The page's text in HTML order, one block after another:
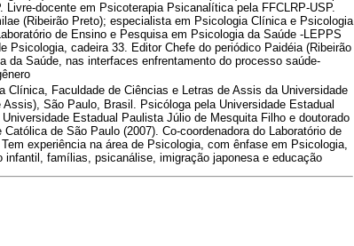
docente em Psicoterapia Psicanalítica pela FFCLRP-USP.
(Ribeirão Preto); especialista em Psicologia Clínica e Psicologia
de Ensino e Pesquisa em Psicologia da Saúde -LEPPS
Psicologia, cadeira 33. Editor Chefe do periódico Paidéia (Ribeirão
Saúde, nas interfaces enfrentamento do processo saúde-
Clínica, Faculdade de Ciências e Letras de Assis da Universidade
São Paulo, Brasil. Psicóloga pela Universidade Estadual
Estadual Paulista Júlio de Mesquita Filho e doutorado
de São Paulo (2007). Co-coordenadora do Laboratório de
experiência na área de Psicologia, com ênfase em Psicologia,
famílias, psicanálise, imigração japonesa e educação